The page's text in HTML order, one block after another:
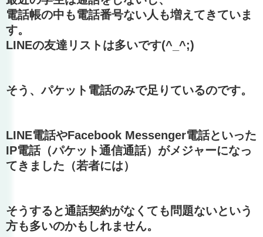
電話帳の中も電話番号ない人も増えてきていま
す。
LINEの友達リストは多いです(^_^;)
そう、パケット電話のみで足りているのです。
LINE電話やFacebook Messenger電話といった
IP電話（パケット通信通話）がメジャーになっ
てきました（若者には）
そうすると通話契約がなくても問題ないという
方も多いのかもしれません。